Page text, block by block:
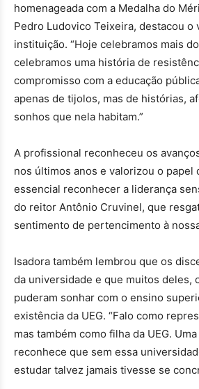
homenageada com a Medalha do
Pedro Ludovico Teixeira, destacou o
instituição. “Hoje celebramos mais
celebramos uma história de
compromisso com a educação
apenas de tijolos, mas de histórias,
sonhos que nela habitam.”
A profissional reconheceu os
nos últimos anos e valorizou o papel
essencial reconhecer a liderança
do reitor Antônio Cruvinel, que
sentimento de pertencimento à nossa
Isadora também lembrou que os
da universidade e que muitos deles,
puderam sonhar com o ensino
existência da UEG. “Falo como
mas também como filha da UEG.
reconhece que sem essa
estudar talvez jamais tivesse se